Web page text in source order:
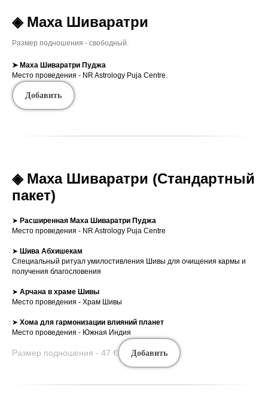
◈ Маха Шиваратри
Размер подношения - свободный.
➤ Маха Шиваратри Пуджа
Место проведения - NR Astrology Puja Centre.
Добавить
◈ Маха Шиваратри (Стандартный
пакет)
➤ Расширенная Маха Шиваратри Пуджа
Место проведения - NR Astrology Puja Centre
➤ Шива Абхишекам
Специальный ритуал умилостивления Шивы для очищения кармы и
получения благословения
➤ Арчана в храме Шивы
Место проведения - Храм Шивы
➤ Хома для гармонизации влияний планет
Место проведения - Южная Индия
Размер подношения - 47 € Добавить